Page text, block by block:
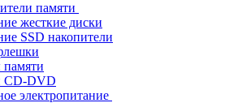
памяти
жесткие диски
SSD накопители
CD-DVD
электропитание